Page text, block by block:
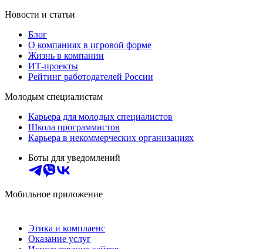
Новости и статьи
Блог
О компаниях в игровой форме
Жизнь в компании
ИТ-проекты
Рейтинг работодателей России
Молодым специалистам
Карьера для молодых специалистов
Школа программистов
Карьера в некоммерческих организациях
Боты для уведомлений
Мобильное приложение
Этика и комплаенс
Оказание услуг